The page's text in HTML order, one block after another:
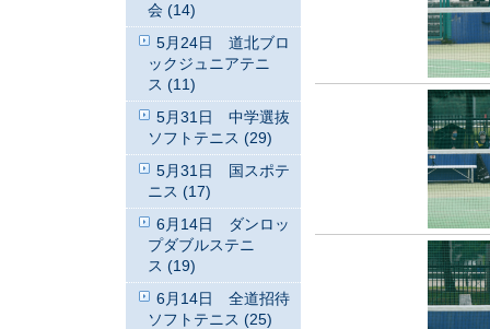
会 (14)
5月24日 道北ブロ
ックジュニアテニ
ス (11)
5月31日 中学選抜
ソフトテニス (29)
5月31日 国スポテ
ニス (17)
6月14日 ダンロッ
プダブルステニ
ス (19)
6月14日 全道招待
ソフトテニス (25)